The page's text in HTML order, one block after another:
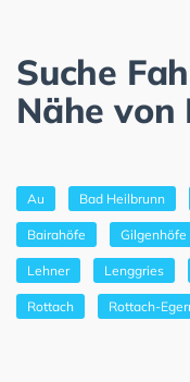
Suche
Nähe von
Au Bad Heilbrunn
Bairahöfe Gilgenhöfe
Lehner Lenggries
Rottach Rottach-